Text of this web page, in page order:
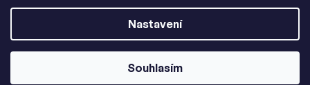
Nastavení
Souhlasím
Copyright 2026Jumbolino-model.com. Všechna práva vyhrazena.
Upravit nastavení cookies